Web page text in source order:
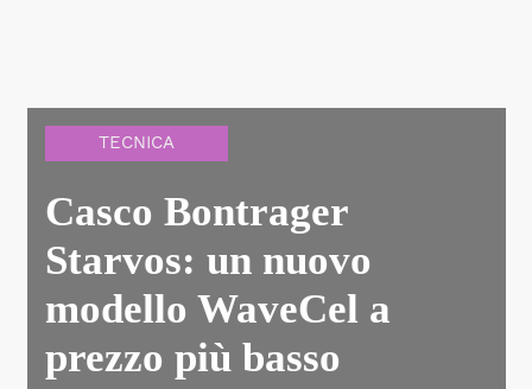
TECNICA
Casco Bontrager
Starvos: un nuovo
modello WaveCel a
prezzo più basso